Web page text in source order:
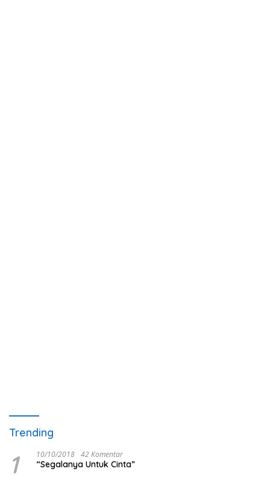
Trending
1 10/10/2018 42 Komentar
“Segalanya Untuk Cinta”